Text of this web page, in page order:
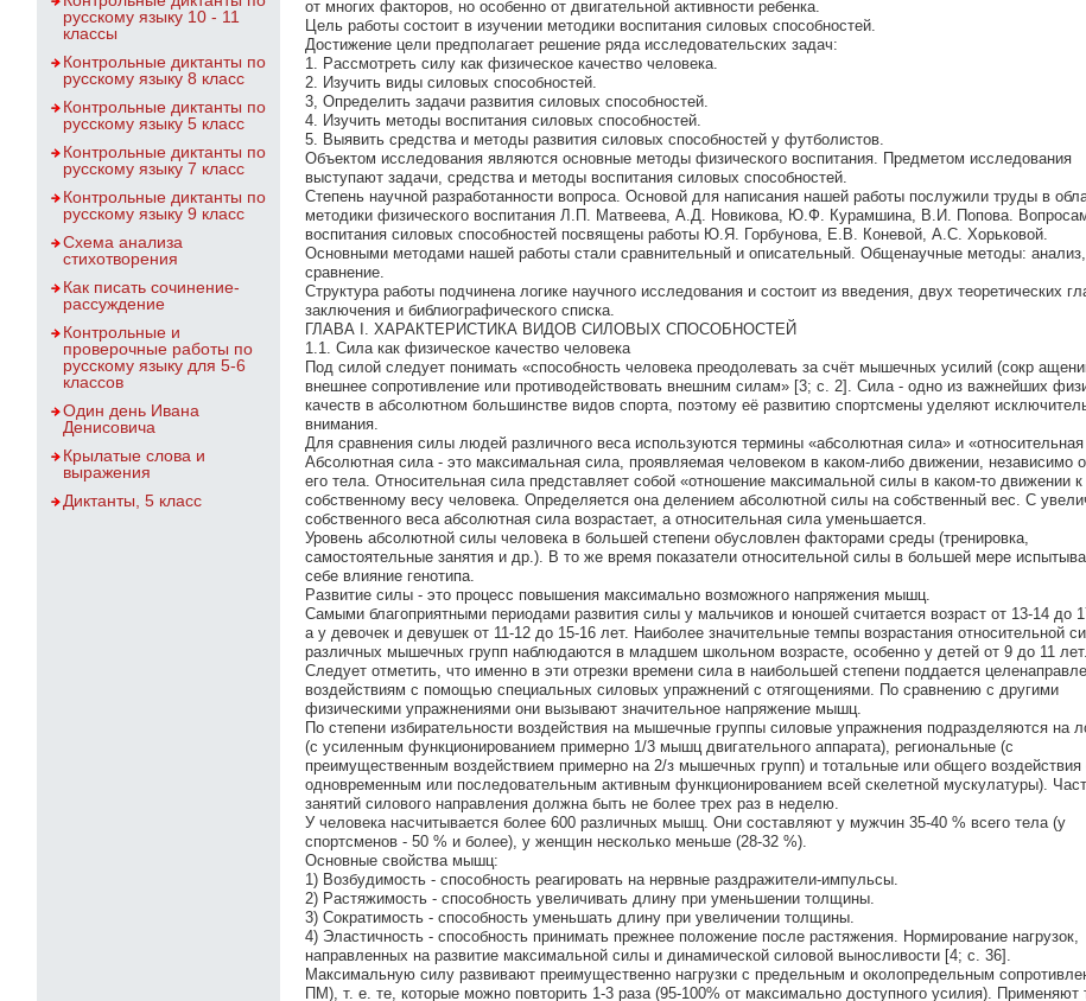
русскому языку 10 - 11
классы
Контрольные диктанты по
русскому языку 8 класс
Контрольные диктанты по
русскому языку 5 класс
Контрольные диктанты по
русскому языку 7 класс
Контрольные диктанты по
русскому языку 9 класс
Схема анализа
стихотворения
Как писать сочинение-
рассуждение
Контрольные и
проверочные работы по
русскому языку для 5-6
классов
Один день Ивана
Денисовича
Крылатые слова и
выражения
Диктанты, 5 класс
от многих факторов, но особенно от двигательной активности ребенка.
Цель работы состоит в изучении методики воспитания силовых способностей.
Достижение цели предполагает решение ряда исследовательских задач:
1. Рассмотреть силу как физическое качество человека.
2. Изучить виды силовых способностей.
3, Определить задачи развития силовых способностей.
4. Изучить методы воспитания силовых способностей.
5. Выявить средства и методы развития силовых способностей у футболистов.
Объектом исследования являются основные методы физического воспитания. Предметом исследования
выступают задачи, средства и методы воспитания силовых способностей.
Степень научной разработанности вопроса. Основой для написания нашей работы послужили труды в
методики физического воспитания Л.П. Матвеева, А.Д. Новикова, Ю.Ф. Курамшина, В.И. Попова.
воспитания силовых способностей посвящены работы Ю.Я. Горбунова, Е.В. Коневой, А.С. Хорьковой.
Основными методами нашей работы стали сравнительный и описательный. Общенаучные методы: анализ,
сравнение.
Структура работы подчинена логике научного исследования и состоит из введения, двух теоретических
заключения и библиографического списка.
ГЛАВА I. ХАРАКТЕРИСТИКА ВИДОВ СИЛОВЫХ СПОСОБНОСТЕЙ
1.1. Сила как физическое качество человека
Под силой следует понимать «способность человека преодолевать за счёт мышечных усилий (сокр
внешнее сопротивление или противодействовать внешним силам» [3; с. 2]. Сила - одно из важнейших
качеств в абсолютном большинстве видов спорта, поэтому её развитию спортсмены уделяют
внимания.
Для сравнения силы людей различного веса используются термины «абсолютная сила» и
Абсолютная сила - это максимальная сила, проявляемая человеком в каком-либо движении, независимо
его тела. Относительная сила представляет собой «отношение максимальной силы в каком-то движении к
собственному весу человека. Определяется она делением абсолютной силы на собственный вес. С
собственного веса абсолютная сила возрастает, а относительная сила уменьшается.
Уровень абсолютной силы человека в большей степени обусловлен факторами среды (тренировка,
самостоятельные занятия и др.). В то же время показатели относительной силы в большей мере
себе влияние генотипа.
Развитие силы - это процесс повышения максимально возможного напряжения мышц.
Самыми благоприятными периодами развития силы у мальчиков и юношей считается возраст от 13-14 до
а у девочек и девушек от 11-12 до 15-16 лет. Наиболее значительные темпы возрастания относительной
различных мышечных групп наблюдаются в младшем школьном возрасте, особенно у детей от 9 до 11 лет.
Следует отметить, что именно в эти отрезки времени сила в наибольшей степени поддается
воздействиям с помощью специальных силовых упражнений с отягощениями. По сравнению с другими
физическими упражнениями они вызывают значительное напряжение мышц.
По степени избирательности воздействия на мышечные группы силовые упражнения подразделяются на
(с усиленным функционированием примерно 1/3 мышц двигательного аппарата), региональные (с
преимущественным воздействием примерно на 2/з мышечных групп) и тотальные или общего воздействия
одновременным или последовательным активным функционированием всей скелетной мускулатуры).
занятий силового направления должна быть не более трех раз в неделю.
У человека насчитывается более 600 различных мышц. Они составляют у мужчин 35-40 % всего тела (у
спортсменов - 50 % и более), у женщин несколько меньше (28-32 %).
Основные свойства мышц:
1) Возбудимость - способность реагировать на нервные раздражители-импульсы.
2) Растяжимость - способность увеличивать длину при уменьшении толщины.
3) Сократимость - способность уменьшать длину при увеличении толщины.
4) Эластичность - способность принимать прежнее положение после растяжения. Нормирование нагрузок,
направленных на развитие максимальной силы и динамической силовой выносливости [4; с. 36].
Максимальную силу развивают преимущественно нагрузки с предельным и околопредельным
ПМ), т. е. те, которые можно повторить 1-3 раза (95-100% от максимально доступного усилия). Применяют